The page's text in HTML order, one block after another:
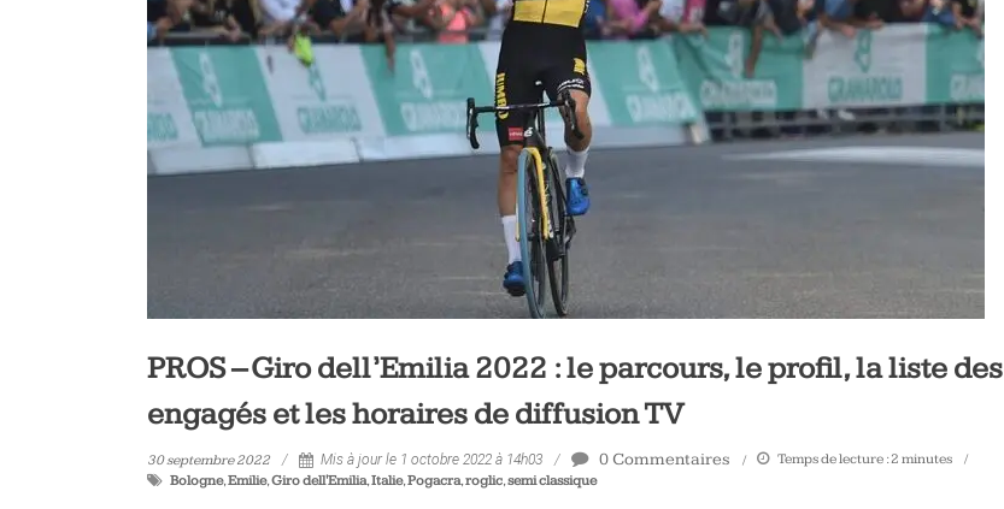
vélo
et
triathlon
PROS – Giro dell’Emilia 2022 : le parcours, le profil, la liste des
engagés et les horaires de diffusion TV
30 septembre 2022 Mis à jour le 1 octobre 2022 à 14h03 0 Commentaires Temps de lecture :2 minutes
Bologne,Emilie,Giro dell'Emilia,Italie,Pogacra,roglic,semi classique